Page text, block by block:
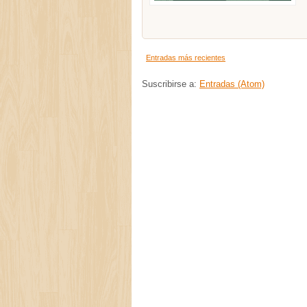
Entradas más recientes
Suscribirse a: Entradas (Atom)